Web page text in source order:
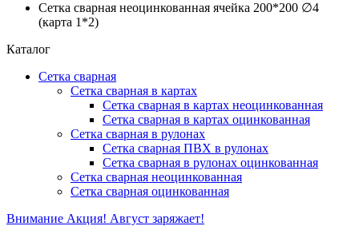
Сетка сварная неоцинкованная ячейка 200*200 ∅4
(карта 1*2)
Каталог
Сетка сварная
Сетка сварная в картах
Сетка сварная в картах неоцинкованная
Сетка сварная в картах оцинкованная
Сетка сварная в рулонах
Cетка сварная ПВХ в рулонах
Сетка сварная в рулонах оцинкованная
Сетка сварная неоцинкованная
Сетка сварная оцинкованная
Внимание Акция! Август заряжает!